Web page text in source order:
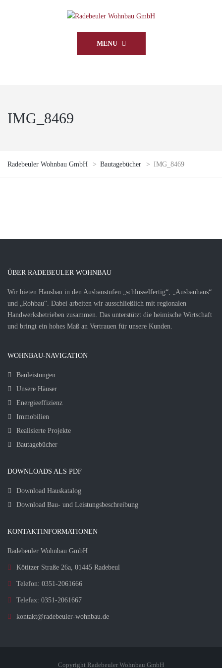
MENU
IMG_8469
Radebeuler Wohnbau GmbH > Bautagebücher > IMG_8469
ÜBER RADEBEULER WOHNBAU
Wir bieten Hausbau in den Ausbaustufen „schlüsselfertig“, „Ausbauhaus“
und „Rohbau“. Dabei arbeiten wir ausschließlich mit regionalen
Handwerksbetrieben zusammen. Das unterstützt die heimische Wirtschaft
und bringt ein hohes Maß an Vertrauen für unsere Kunden.
WOHNBAU-NAVIGATION
Bauleistungen
Unsere Häuser
Energieeffizienz
Immobilien
Realisierte Projekte
Bautagebücher
DOWNLOADS ALS PDF
Download Hauskatalog
Download Bau- und Leistungsbeschreibung
KONTAKTINFORMATIONEN
Radebeuler Wohnbau GmbH
Kötitzer Straße 26a, 01445 Radebeul
Telefon: 0351-2061666
Telefax: 0351-2061667
kontakt@radebeuler-wohnbau.de
Copyright Radebeuler Wohnbau GmbH